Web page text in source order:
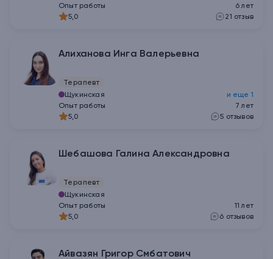
Опыт работы
6лет
5,0
21 отзыв
Алиханова Инга Валерьевна
Терапевт
Щукинская
и еще 1
Опыт работы
7лет
5,0
5 отзывов
Шебашова Галина Александровна
Терапевт
Щукинская
Опыт работы
11лет
5,0
6 отзывов
Айвазян Григор Смбатович